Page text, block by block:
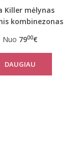
Killer mėlynas
kombinezonas
Nuo 7900€
DAUGIAU